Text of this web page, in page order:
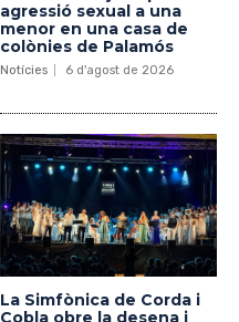
agressió sexual a una
menor en una casa de
colònies de Palamós
Notícies 6 d'agost de 2026
La Simfònica de Corda i